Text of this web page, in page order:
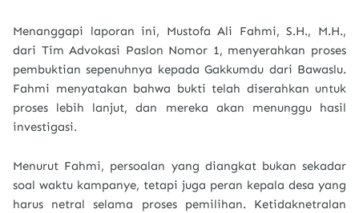
Menanggapi laporan ini, Mustofa Ali Fahmi, S.H., M.H.,
dari Tim Advokasi Paslon Nomor 1, menyerahkan proses
pembuktian sepenuhnya kepada Gakkumdu dari Bawaslu.
Fahmi menyatakan bahwa bukti telah diserahkan untuk
proses lebih lanjut, dan mereka akan menunggu hasil
investigasi.
Menurut Fahmi, persoalan yang diangkat bukan sekadar
soal waktu kampanye, tetapi juga peran kepala desa yang
harus netral selama proses pemilihan. Ketidaknetralan